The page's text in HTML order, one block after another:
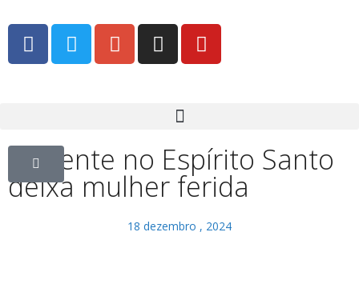
Acidente no Espírito Santo
deixa mulher ferida
18 dezembro , 2024